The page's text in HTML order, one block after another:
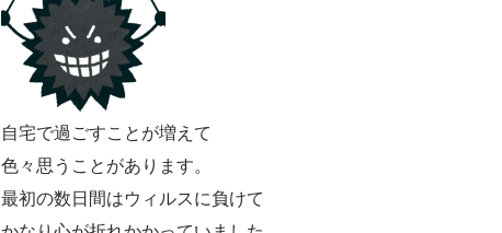
自宅で過ごすことが増えて
色々思うことがあります。
最初の数日間はウィルスに負けて